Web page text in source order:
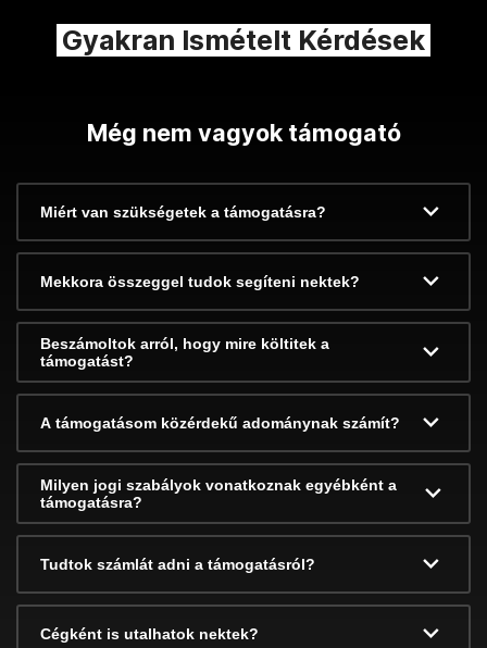
Gyakran Ismételt Kérdések
Még nem vagyok támogató
Miért van szükségetek a támogatásra?
Mekkora összeggel tudok segíteni nektek?
Beszámoltok arról, hogy mire költitek a
támogatást?
A támogatásom közérdekű adománynak számít?
Milyen jogi szabályok vonatkoznak egyébként a
támogatásra?
Tudtok számlát adni a támogatásról?
Cégként is utalhatok nektek?